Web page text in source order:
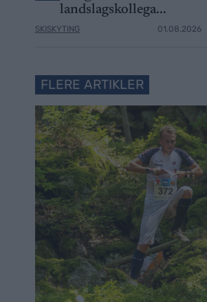
landslagskollega...
SKISKYTING 01.08.2026
FLERE ARTIKLER